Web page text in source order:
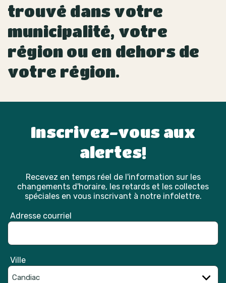
trouvé dans votre
municipalité, votre
région ou en dehors de
votre région.
Inscrivez-vous aux
alertes!
Recevez en temps réel de l'information sur les
changements d'horaire, les retards et les collectes
spéciales en vous inscrivant à notre infolettre.
Adresse courriel
Ville